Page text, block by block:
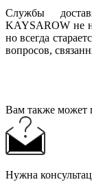
Службы
KAYSAROW не
но всегда
вопросов,
Вам также может
Нужна